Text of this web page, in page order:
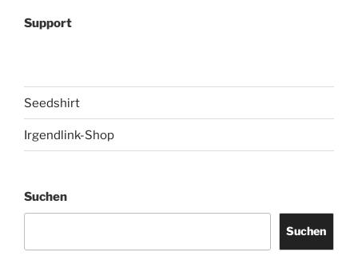
Support
Seedshirt
Irgendlink-Shop
Suchen
Suchen